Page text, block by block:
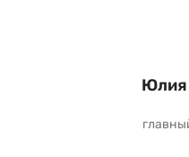
Юлия